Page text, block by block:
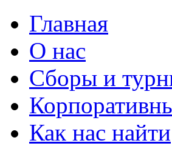
Главная
О нас
Сборы и
Как нас найти